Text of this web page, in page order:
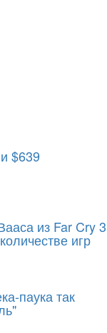
$639
из Far Cry 3
игр
паука так